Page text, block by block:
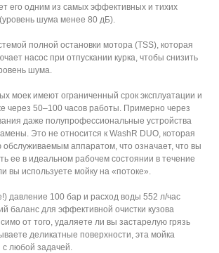
его одним из самых эффективных и тихих
шума менее 80 дБ).
полной остановки мотора (TSS), которая
насос при отпускании курка, чтобы снизить
шума.
моек имеют ограниченный срок эксплуатации и
через 50–100 часов работы. Примерно через
даже полупрофессиональные устройства
Это не относится к WashR DUO, которая
обслуживаемым аппаратом, что означает, что вы
ее в идеальном рабочем состоянии в течение
вы используете мойку на «потоке».
давление 100 бар и расход воды 552 л/час
баланс для эффективной очистки кузова
от того, удаляете ли вы застарелую грязь
деликатные поверхности, эта мойка
с любой задачей.